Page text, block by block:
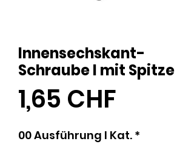
Innensechskant-
Schraube I mit Spitze
1,65 CHF
00 Ausführung l Kat. *